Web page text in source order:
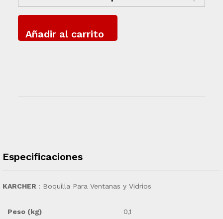
Añadir al carrito
Especificaciones
KARCHER : Boquilla Para Ventanas y Vidrios
Peso (kg)
0,1